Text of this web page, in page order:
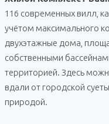
116 современных вилл,
учётом максимального
двухэтажные дома,
собственными
территорией. Здесь
вдали от городской
природой.